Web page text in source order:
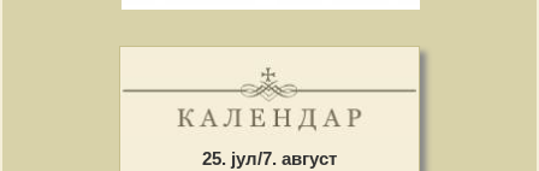
25. јул/7. август